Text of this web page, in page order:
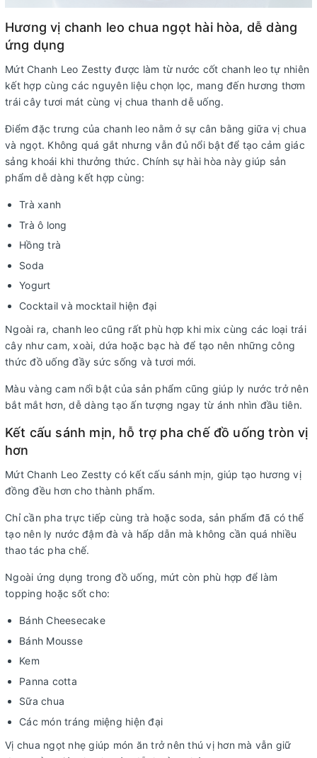
Hương vị chanh leo chua ngọt hài hòa, dễ dàng
ứng dụng
Mứt Chanh Leo Zestty được làm từ nước cốt chanh leo tự nhiên
kết hợp cùng các nguyên liệu chọn lọc, mang đến hương thơm
trái cây tươi mát cùng vị chua thanh dễ uống.
Điểm đặc trưng của chanh leo nằm ở sự cân bằng giữa vị chua
và ngọt. Không quá gắt nhưng vẫn đủ nổi bật để tạo cảm giác
sảng khoái khi thưởng thức. Chính sự hài hòa này giúp sản
phẩm dễ dàng kết hợp cùng:
Trà xanh
Trà ô long
Hồng trà
Soda
Yogurt
Cocktail và mocktail hiện đại
Ngoài ra, chanh leo cũng rất phù hợp khi mix cùng các loại trái
cây như cam, xoài, dứa hoặc bạc hà để tạo nên những công
thức đồ uống đầy sức sống và tươi mới.
Màu vàng cam nổi bật của sản phẩm cũng giúp ly nước trở nên
bắt mắt hơn, dễ dàng tạo ấn tượng ngay từ ánh nhìn đầu tiên.
Kết cấu sánh mịn, hỗ trợ pha chế đồ uống tròn vị
hơn
Mứt Chanh Leo Zestty có kết cấu sánh mịn, giúp tạo hương vị
đồng đều hơn cho thành phẩm.
Chỉ cần pha trực tiếp cùng trà hoặc soda, sản phẩm đã có thể
tạo nên ly nước đậm đà và hấp dẫn mà không cần quá nhiều
thao tác pha chế.
Ngoài ứng dụng trong đồ uống, mứt còn phù hợp để làm
topping hoặc sốt cho:
Bánh Cheesecake
Bánh Mousse
Kem
Panna cotta
Sữa chua
Các món tráng miệng hiện đại
Vị chua ngọt nhẹ giúp món ăn trở nên thú vị hơn mà vẫn giữ